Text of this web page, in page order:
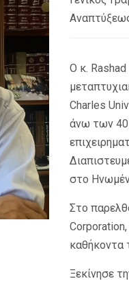
Ο κ. Rashad
Charles
άνω των 40
στο
Στο
καθήκοντα
Ξεκίνησε